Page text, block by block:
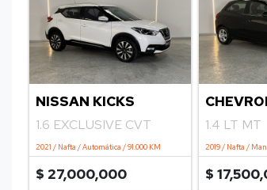
NISSAN KICKS
1.6 EXCLUSIVE CVT
2021 / Nafta / Automática / 91.000 KM
$ 27,000,000
1.4 LT MT
2019 / Nafta /
$